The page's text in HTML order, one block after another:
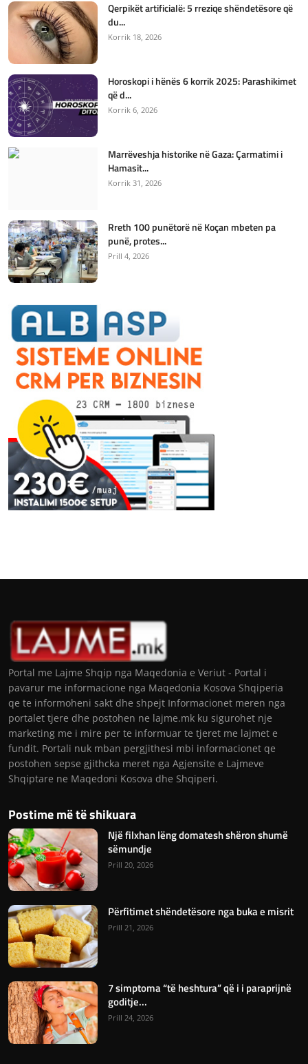
Qerpikët artificialë: 5 rreziqe shëndetësore që
du...
Korrik 18, 2026
Horoskopi i hënës 6 korrik 2025: Parashikimet
që d...
Korrik 6, 2026
Marrëveshja historike në Gaza: Çarmatimi i
Hamasit...
Korrik 31, 2026
Rreth 100 punëtorë në Koçan mbeten pa
punë, protes...
Prill 4, 2026
Portal me Lajme Shqip nga Maqedonia e Veriut - Portal i
pavarur me informacione nga Maqedonia Kosova Shqiperia
qe te informoheni sakt dhe shpejt Informacionet meren nga
portalet tjere dhe postohen ne lajme.mk ku sigurohet nje
marketing me i mire per te informuar te tjeret me lajmet e
fundit. Portali nuk mban pergjithesi mbi informacionet qe
postohen sepse gjithcka meret nga Agjensite e Lajmeve
Shqiptare ne Maqedoni Kosova dhe Shqiperi.
Postime më të shikuara
Një filxhan lëng domatesh shëron shumë
sëmundje
Prill 20, 2026
Përfitimet shëndetësore nga buka e misrit
Prill 21, 2026
7 simptoma “të heshtura” që i i paraprijnë
goditje...
Prill 24, 2026